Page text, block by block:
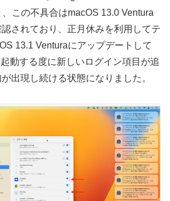
この不具合はmacOS 13.0 Ventura
されており、正月休みを利用してテ
13.1 Venturaにアップデートして
動する度に新しいログイン項目が追
出現し続ける状態になりました。